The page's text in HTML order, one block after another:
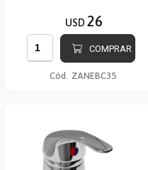
USD 26
COMPRAR
Cód. ZANEBC35